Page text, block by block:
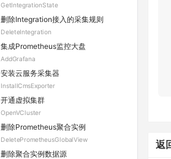
GetIntegrationState
删除Integration接入的采集规则
DeleteIntegration
集成Prometheus监控大盘
AddGrafana
安装云服务采集器
InstallCmsExporter
开通虚拟集群
OpenVCluster
删除Prometheus聚合实例
DeletePrometheusGlobalView
删除聚合实例数据源
返